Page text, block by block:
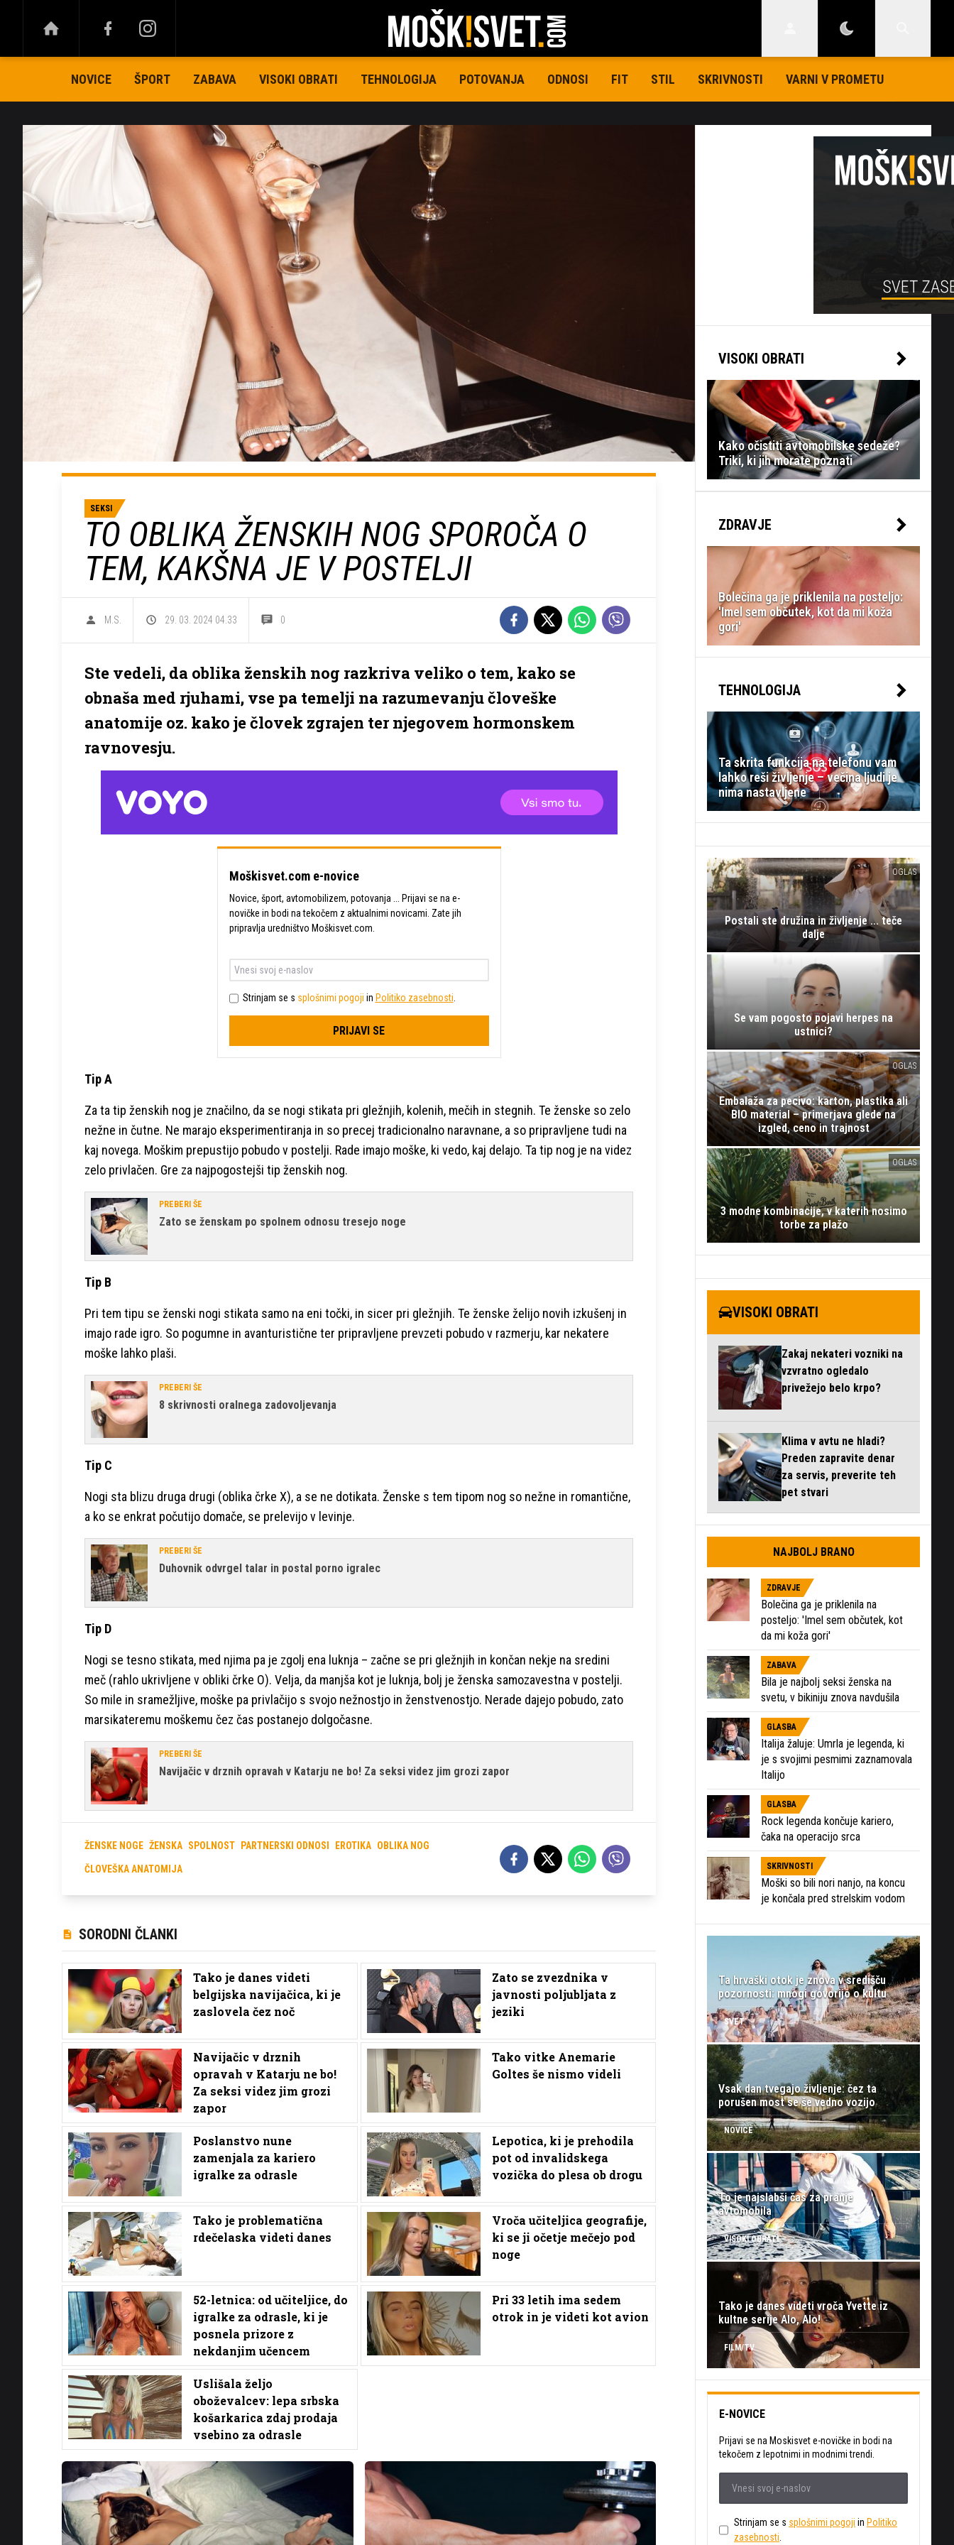
NOVICE ŠPORT ZABAVA VISOKI OBRATI TEHNOLOGIJA POTOVANJA ODNOSI FIT STIL SKRIVNOSTI VARNI V PROMETU
SEKSI
TO OBLIKA ŽENSKIH NOG SPOROČA O
TEM, KAKŠNA JE V POSTELJI
M.S. 29. 03. 2024 04.33 0
Ste vedeli, da oblika ženskih nog razkriva veliko o tem, kako se
obnaša med rjuhami, vse pa temelji na razumevanju človeške
anatomije oz. kako je človek zgrajen ter njegovem hormonskem
ravnovesju.
Moškisvet.com e-novice
Novice, šport, avtomobilizem, potovanja ... Prijavi se na e-
novičke in bodi na tekočem z aktualnimi novicami. Zate jih
pripravlja uredništvo Moškisvet.com.
Strinjam se s splošnimi pogoji in Politiko zasebnosti
PRIJAVI SE
Tip A
Za ta tip ženskih nog je značilno, da se nogi stikata pri gležnjih, kolenih, mečih in stegnih. Te ženske so zelo
nežne in čutne. Ne marajo eksperimentiranja in so precej tradicionalno naravnane, a so pripravljene tudi na
kaj novega. Moškim prepustijo pobudo v postelji. Rade imajo moške, ki vedo, kaj delajo. Ta tip nog je na videz
zelo privlačen. Gre za najpogostejši tip ženskih nog.
PREBERI ŠE
Zato se ženskam po spolnem odnosu tresejo noge
Tip B
Pri tem tipu se ženski nogi stikata samo na eni točki, in sicer pri gležnjih. Te ženske želijo novih izkušenj in
imajo rade igro. So pogumne in avanturistične ter pripravljene prevzeti pobudo v razmerju, kar nekatere
moške lahko plaši.
PREBERI ŠE
8 skrivnosti oralnega zadovoljevanja
Tip C
Nogi sta blizu druga drugi (oblika črke X), a se ne dotikata. Ženske s tem tipom nog so nežne in romantične,
a ko se enkrat počutijo domače, se prelevijo v levinje.
PREBERI ŠE
Duhovnik odvrgel talar in postal porno igralec
Tip D
Nogi se tesno stikata, med njima pa je zgolj ena luknja – začne se pri gležnjih in končan nekje na sredini
meč (rahlo ukrivljene v obliki črke O). Velja, da manjša kot je luknja, bolj je ženska samozavestna v postelji.
So mile in sramežljive, moške pa privlačijo s svojo nežnostjo in ženstvenostjo. Nerade dajejo pobudo, zato
marsikateremu moškemu čez čas postanejo dolgočasne.
PREBERI ŠE
Navijačic v drznih opravah v Katarju ne bo! Za seksi videz jim grozi zapor
ŽENSKE NOGE ŽENSKA SPOLNOST PARTNERSKI ODNOSI EROTIKA OBLIKA NOG
ČLOVEŠKA ANATOMIJA
SORODNI ČLANKI
Tako je danes videti
belgijska navijačica, ki je
zaslovela čez noč
Zato se zvezdnika v
javnosti poljubljata z
jeziki
Navijačic v drznih
opravah v Katarju ne bo!
Za seksi videz jim grozi
zapor
Tako vitke Anemarie
Goltes še nismo videli
Poslanstvo nune
zamenjala za kariero
igralke za odrasle
Lepotica, ki je prehodila
pot od invalidskega
vozička do plesa ob drogu
Tako je problematična
rdečelaska videti danes
Vroča učiteljica geografije,
ki se ji očetje mečejo pod
noge
52-letnica: od učiteljice, do
igralke za odrasle, ki je
posnela prizore z
nekdanjim učencem
Pri 33 letih ima sedem
otrok in je videti kot avion
Uslišala željo
oboževalcev: lepa srbska
košarkarica zdaj prodaja
vsebino za odrasle
VISOKI OBRATI
Kako očistiti avtomobilske sedeže?
Triki, ki jih morate poznati
ZDRAVJE
Bolečina ga je priklenila na posteljo:
'Imel sem občutek, kot da mi koža
gori'
TEHNOLOGIJA
Ta skrita funkcija na telefonu vam
lahko reši življenje – večina ljudi je
nima nastavljene
OGLAS
Postali ste družina in življenje ... teče
dalje
Se vam pogosto pojavi herpes na
ustnici?
OGLAS
Embalaža za pecivo: karton, plastika ali
BIO material – primerjava glede na
izgled, ceno in trajnost
OGLAS
3 modne kombinacije, v katerih nosimo
torbe za plažo
VISOKI OBRATI
Zakaj nekateri vozniki na
vzvratno ogledalo
privežejo belo krpo?
Klima v avtu ne hladi?
Preden zapravite denar
za servis, preverite teh
pet stvari
NAJBOLJ BRANO
ZDRAVJE
Bolečina ga je priklenila na
posteljo: 'Imel sem občutek, kot
da mi koža gori'
ZABAVA
Bila je najbolj seksi ženska na
svetu, v bikiniju znova navdušila
GLASBA
Italija žaluje: Umrla je legenda, ki
je s svojimi pesmimi zaznamovala
Italijo
GLASBA
Rock legenda končuje kariero,
čaka na operacijo srca
SKRIVNOSTI
Moški so bili nori nanjo, na koncu
je končala pred strelskim vodom
Ta hrvaški otok je znova v središču
pozornosti: mnogi govorijo o kultu
SVET
Vsak dan tvegajo življenje: čez ta
porušen most se še vedno vozijo
NOVICE
To je najslabši čas za pranje
avtomobila
VISOKI OBRATI
Tako je danes videti vroča Yvette iz
kultne serije Alo, Alo!
FILM/TV
E-NOVICE
Prijavi se na Moskisvet e-novičke in bodi na
tekočem z lepotnimi in modnimi trendi.
Strinjam se s splošnimi pogoji in Politiko
zasebnosti